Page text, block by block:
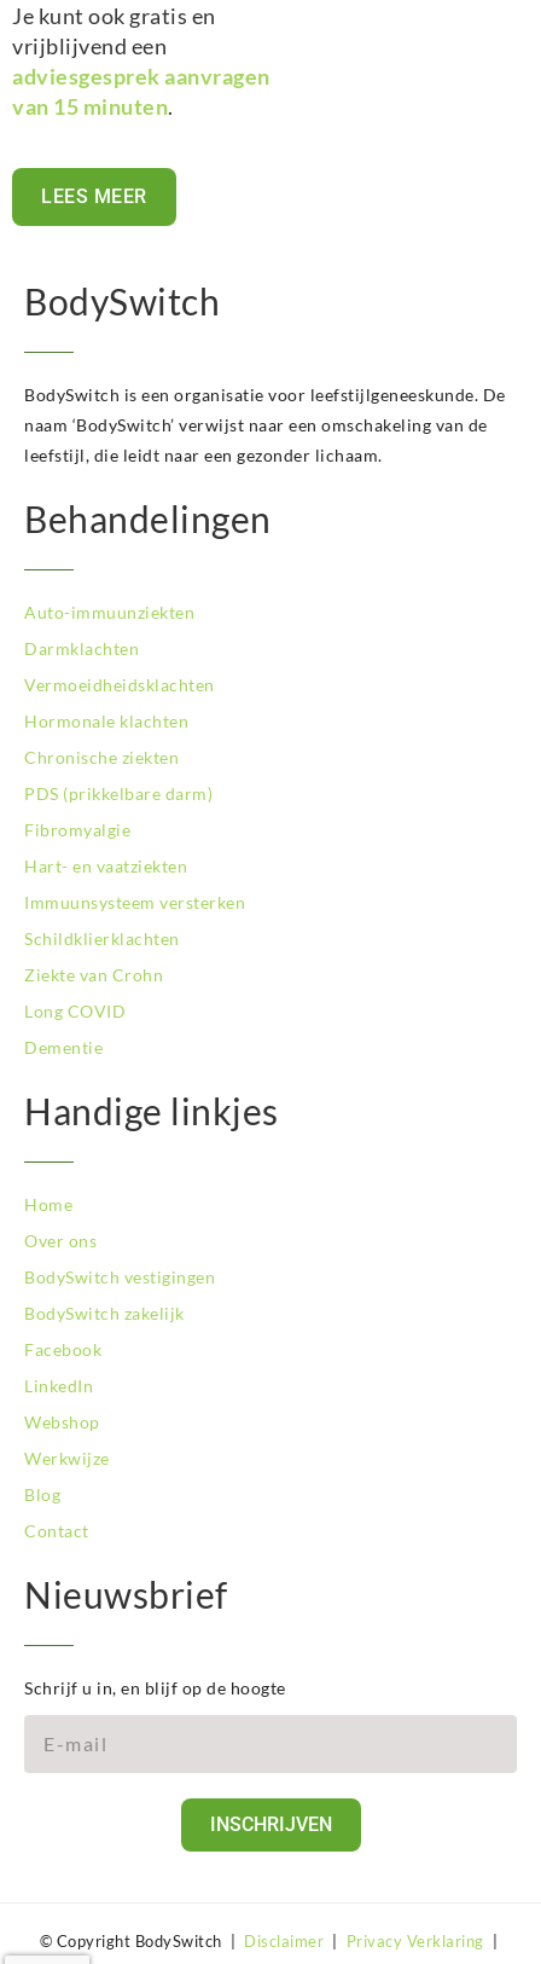
Je kunt ook gratis en
vrijblijvend een
adviesgesprek aanvragen
van 15 minuten.
LEES MEER
BodySwitch
BodySwitch is een organisatie voor leefstijlgeneeskunde. De
naam ‘BodySwitch’ verwijst naar een omschakeling van de
leefstijl, die leidt naar een gezonder lichaam.
Behandelingen
Auto-immuunziekten
Darmklachten
Vermoeidheidsklachten
Hormonale klachten
Chronische ziekten
PDS (prikkelbare darm)
Fibromyalgie
Hart- en vaatziekten
Immuunsysteem versterken
Schildklierklachten
Ziekte van Crohn
Long COVID
Dementie
Handige linkjes
Home
Over ons
BodySwitch vestigingen
BodySwitch zakelijk
Facebook
LinkedIn
Webshop
Werkwijze
Blog
Contact
Nieuwsbrief
Schrijf u in, en blijf op de hoogte
INSCHRIJVEN
© Copyright BodySwitch | Disclaimer Privacy Verklaring